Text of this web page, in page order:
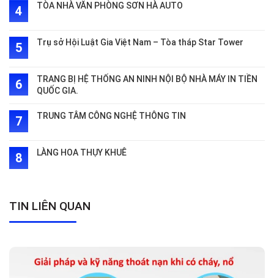
TÒA NHÀ VĂN PHÒNG SƠN HÀ AUTO
Trụ sở Hội Luật Gia Việt Nam – Tòa tháp Star Tower
TRANG BỊ HỆ THỐNG AN NINH NỘI BỘ NHÀ MÁY IN TIỀN
QUỐC GIA.
TRUNG TÂM CÔNG NGHỆ THÔNG TIN
LÀNG HOA THỤY KHUÊ
TIN LIÊN QUAN